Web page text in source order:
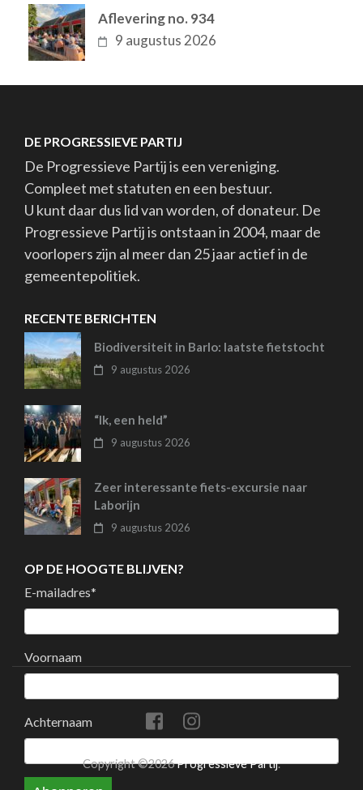
Aflevering no. 934
9 augustus 2026
DE PROGRESSIEVE PARTIJ
De Progressieve Partij is een vereniging.
Compleet met statuten en een bestuur.
U kunt daar dus lid van worden, of donateur. De
Progressieve Partij is ontstaan in 2004, maar de
voorlopers zijn al meer dan 25 jaar actief in de
gemeentepolitiek.
RECENTE BERICHTEN
Biodiversiteit in Barlo: laatste fietstocht
9 augustus 2026
“Ik, een held”
9 augustus 2026
Zeer interessante fiets-excursie naar
Laborijn
9 augustus 2026
OP DE HOOGTE BLIJVEN?
E-mailadres*
Voornaam
Achternaam
Copyright ©2026Progressieve Partij.